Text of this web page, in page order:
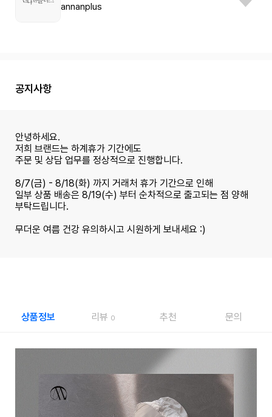
annanplus
공지사항
안녕하세요.
저희 브랜드는 하계휴가 기간에도
주문 및 상담 업무를 정상적으로 진행합니다.
8/7(금) - 8/18(화) 까지 거래처 휴가 기간으로 인해
일부 상품 배송은 8/19(수) 부터 순차적으로 출고되는 점 양해
부탁드립니다.
무더운 여름 건강 유의하시고 시원하게 보내세요 :)
상품정보 리뷰 0 추천 문의